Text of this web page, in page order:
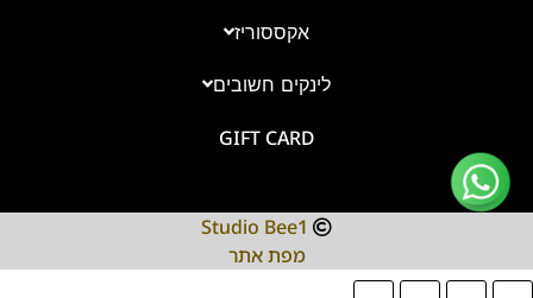
אקססוריז
לינקים חשובים
GIFT CARD
Studio Bee1
מפת אתר